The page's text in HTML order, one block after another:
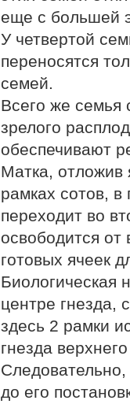
еще с большей
У четвертой
переносятся
семей.
Всего же семья
зрелого
обеспечивают
Матка, отложив
рамках сотов,
переходит во
освободится
готовых ячеек
Биологическая
центре гнезда,
здесь 2 рамки
гнезда
до его